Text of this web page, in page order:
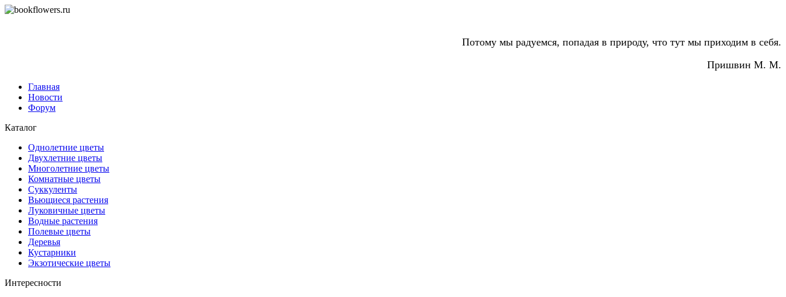
Потому мы радуемся, попадая в природу, что тут мы приходим в себя.
Пришвин М. М.
Главная
Новости
Форум
Каталог
Однолетние цветы
Двухлетние цветы
Многолетние цветы
Комнатные цветы
Суккуленты
Вьющиеся растения
Луковичные цветы
Водные растения
Полевые цветы
Деревья
Кустарники
Экзотические цветы
Интересности